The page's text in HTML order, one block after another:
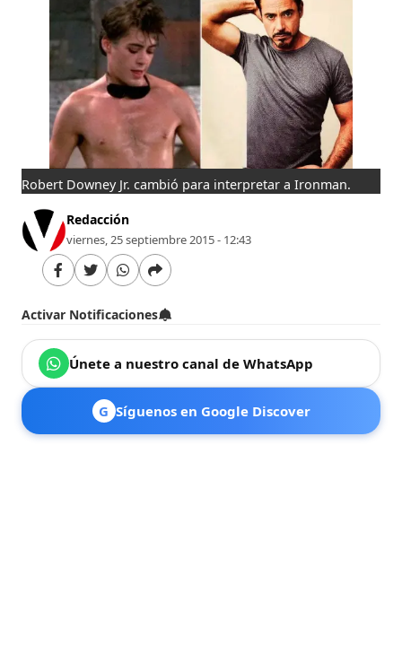
Robert Downey Jr. cambió para interpretar a Ironman.
Redacción
viernes, 25 septiembre 2015 - 12:43
Activar Notificaciones
Únete a nuestro canal de WhatsApp
G Síguenos en Google Discover